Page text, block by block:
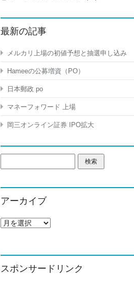
最新の記事
メルカリ上場の初値予想と抽選申し込み
Hameeの公募増資（PO）
日本郵政 po
マネーフォワード 上場
岡三オンライン証券 IPO拡大
索:
アーカイブ
ア
イ
ブ
スポンサードリンク